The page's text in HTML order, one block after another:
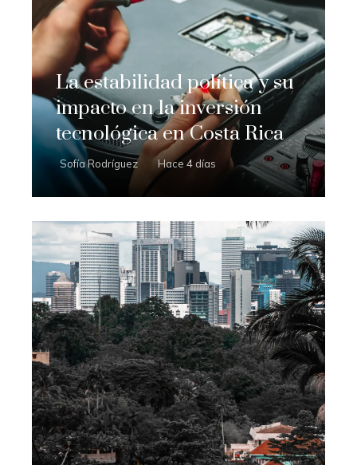
La estabilidad política y su
impacto en la inversión
tecnológica en Costa Rica
Sofía Rodríguez Hace 4 días